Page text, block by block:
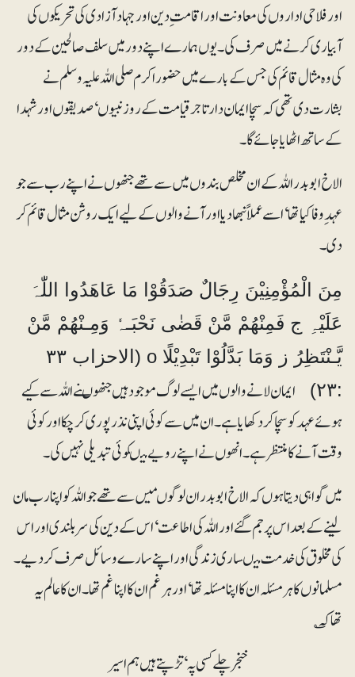
اورفلاحی اداروں کی معاونت اور اقامت ِ دین اور جہاد آزادی کی تحریکوں کی
آبیاری کرنے میں صرف کی۔ یوں ہمارے اپنے دور میں سلف صالحین کے دور
کی وہ مثال قائم کی جس کے بارے میں حضوراکرم صلی اللہ علیہ وسلم نے
بشارت دی تھی کہ سچا ایمان دار تاجر قیامت کے روز نبیوں‘ صدیقوں اور شہدا
کے ساتھ اٹھایا جائے گا۔
الاخ ابوبدر اللہ کے ان مخلص بندوں میں سے تھے جنھوں نے اپنے رب سے جو
عہد ِ وفا کیا تھا‘ اسے عملاً نبھا دیا اور آنے والوں کے لیے ایک روشن مثال قائم کر
دی۔
مِنَ الْمُؤْمِنِیْنَ رِجَالٌ صَدَقُوْا مَا عَاھَدُوا اللّٰہَ
عَلَیْہِ ج فَمِنْھُمْ مَّنْ قَضٰی نَحْبَـہٗ وَمِـنْھُمْ مَّنْ
یَّـنْتَظِرُ ز وَمَا بَدَّلُوْا تَبْدِیْلًا o (الاحزاب ۳۳
:۲۳)
ایمان لانے والوں میں ایسے لوگ موجود ہیں جنھوںنے اللہ سے کیے
ہوئے عہد کو سچاکر دکھایا ہے۔ ان میں سے کوئی اپنی نذر پوری کرچکا اور کوئی
وقت آنے کا منتظر ہے۔ انھوں نے اپنے رویے میںکوئی تبدیلی نہیں کی۔
میں گواہی دیتا ہوں کہ الاخ ابوبدر ان لوگوںمیں سے تھے جو اللہ کو اپنا رب مان
لینے کے بعد اس پر جم گئے اور اللہ کی اطاعت‘ اس کے دین کی سربلندی اور اس
کی مخلوق کی خدمت میںساری زندگی اور اپنے سارے وسائل صرف کردیے۔
مسلمانوں کا ہرمسئلہ ان کا اپنا مسئلہ تھا‘اور ہر غم ان کا اپنا غم تھا۔ ان کا عالم یہ
تھاکہ ؎
خنجر چلے کسی پہ‘ تڑپتے ہیں ہم اسیر